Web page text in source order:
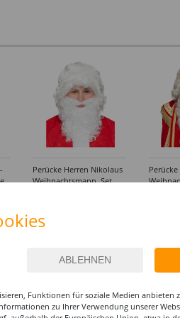
Perücke Herren Nikolaus
Weihnachtsmann, Set
Funktionen für soziale Medien anbieten
zu Ihrer Verwendung unserer